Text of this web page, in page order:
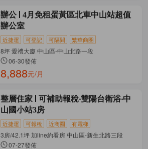
辦公
4月免租蛋黃區北車中山站超值
辦公室
近捷運 可登記 可隔間 繁華商圈
8坪 愛禮大廈 中山區-中山北路一段
06-30發佈
8,888元/月
整層住家
可補助報稅‧雙陽台衛浴‧中
山國小站3房
近捷運 可報稅 近商圈 有電梯
3房/42.1坪 加line約看房 中山區-新生北路三段
07-27發佈